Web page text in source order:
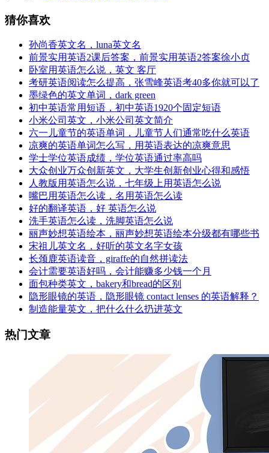
猜你喜欢
孙尚香英文名，luna英文名
前景实用英语2课后答案，前景实用英语2答案徐小贞
卧室用英语怎么说，英文 客厅
考研英语阅读怎么提高，张雪峰英语考40多你就可以了
墨绿色的英文单词，dark green
初中英语常用短语，初中英语1920个固定短语
小米公司英文，小米公司英文简介
六一儿童节的英语单词，儿童节人们通常吃什么英语
凉爽的英语单词怎么写，用英语表达的凉爽意思
学士学位英语成绩，学位英语通过率高吗
大众创业万众创新英文，大学生创新创业心得和感悟
人教版用英语怎么说，七年级上用英语怎么说
嘴巴用英语怎么读，名用英语怎么读
好的翻译英语，好 英语怎么说
洗手英语怎么读，洗脚英语怎么说
丽声妙想英语绘本，丽声妙想英语绘本分级都有哪些书
宋祖儿英文名，好听的英文名字女孩
长颈鹿英语读音，giraffe的自然拼读法
会计需要英语好吗，会计能赚多少钱一个月
面包种类英文，bakery和bread的区别
隐形眼镜的英语，隐形眼镜 contact lenses 的英语解释？
制造能量英文，把什么什么扔进英文
热门文章